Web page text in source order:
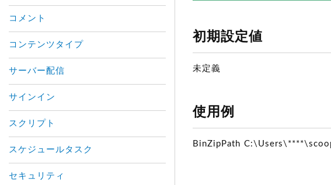
初期設定値
未定義
使用例
BinZipPath
コメント
コンテンツタイプ
サーバー配信
サインイン
スクリプト
スケジュールタスク
セキュリティ